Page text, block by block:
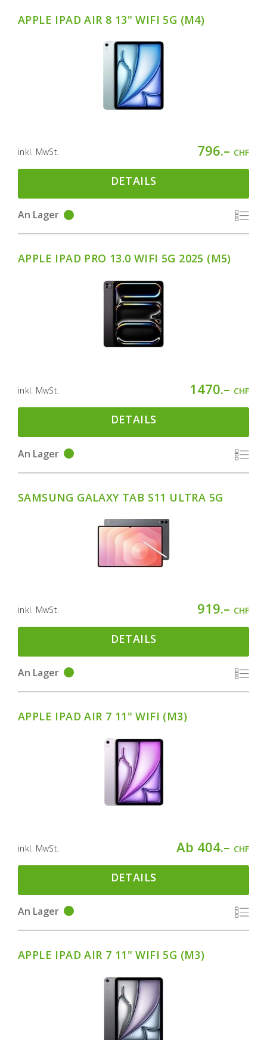
APPLE IPAD AIR 8 13" WIFI 5G (M4)
inkl. MwSt. 796.– CHF
DETAILS
An Lager
APPLE IPAD PRO 13.0 WIFI 5G 2025 (M5)
inkl. MwSt. 1470.– CHF
DETAILS
An Lager
SAMSUNG GALAXY TAB S11 ULTRA 5G
inkl. MwSt. 919.– CHF
DETAILS
An Lager
APPLE IPAD AIR 7 11" WIFI (M3)
inkl. MwSt. Ab 404.– CHF
DETAILS
An Lager
APPLE IPAD AIR 7 11" WIFI 5G (M3)